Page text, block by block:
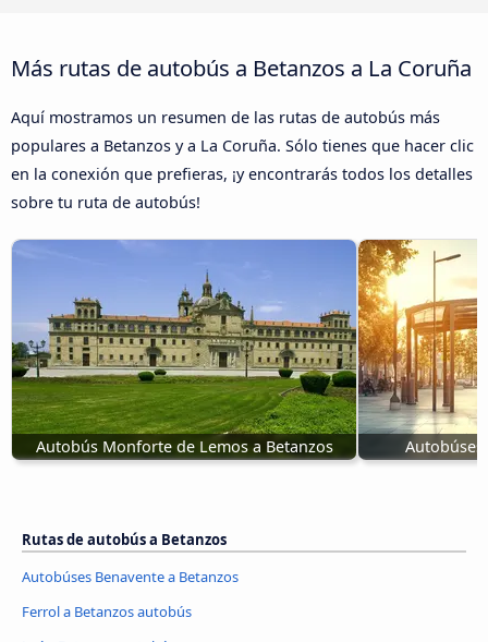
Más rutas de autobús a Betanzos a La Coruña
Aquí mostramos un resumen de las rutas de autobús más
populares a Betanzos y a La Coruña. Sólo tienes que hacer clic
en la conexión que prefieras, ¡y encontrarás todos los detalles
sobre tu ruta de autobús!
Autobús Monforte de Lemos a Betanzos
Rutas de autobús a Betanzos
Autobúses Benavente a Betanzos
Ferrol a Betanzos autobús